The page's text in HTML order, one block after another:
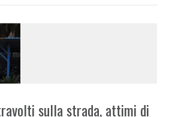
sulla strada, attimi di